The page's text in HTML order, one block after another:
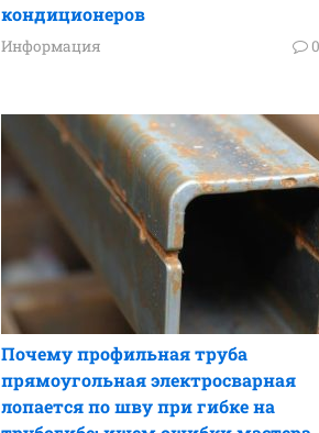
кондиционеров
Информация 0
Почему профильная труба
прямоугольная электросварная
лопается по шву при гибке на